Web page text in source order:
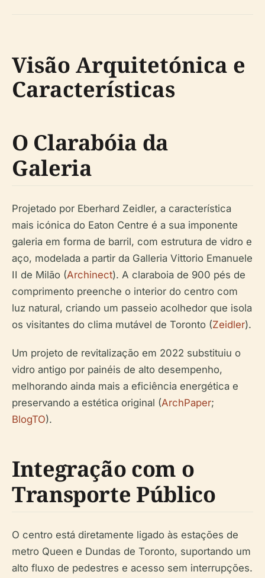
Visão Arquitetónica e
Características
O Clarabóia da
Galeria
Projetado por Eberhard Zeidler, a característica
mais icónica do Eaton Centre é a sua imponente
galeria em forma de barril, com estrutura de vidro e
aço, modelada a partir da Galleria Vittorio Emanuele
II de Milão (Archinect). A claraboia de 900 pés de
comprimento preenche o interior do centro com
luz natural, criando um passeio acolhedor que isola
os visitantes do clima mutável de Toronto (Zeidler).
Um projeto de revitalização em 2022 substituiu o
vidro antigo por painéis de alto desempenho,
melhorando ainda mais a eficiência energética e
preservando a estética original (ArchPaper;
BlogTO).
Integração com o
Transporte Público
O centro está diretamente ligado às estações de
metro Queen e Dundas de Toronto, suportando um
alto fluxo de pedestres e acesso sem interrupções.